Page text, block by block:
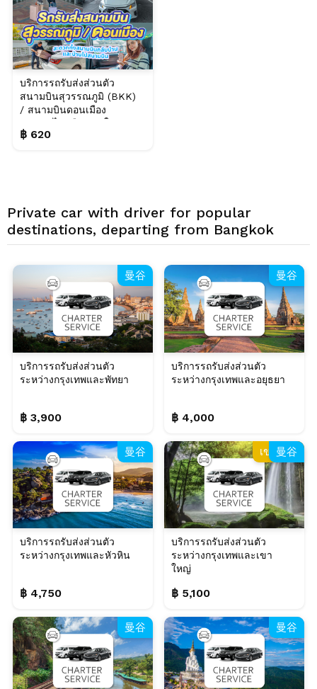
บริการรถรับส่งส่วนตัว
สนามบินสุวรรณภูมิ (BKK)
/ สนามบินดอนเมือง
฿ 620
Private car with driver for popular
destinations, departing from Bangkok
曼谷
บริการรถรับส่งส่วนตัว
ระหว่างกรุงเทพและพัทยา
฿ 3,900
曼谷
บริการรถรับส่งส่วนตัว
ระหว่างกรุงเทพและอยุธยา
฿ 4,000
曼谷
บริการรถรับส่งส่วนตัว
ระหว่างกรุงเทพและหัวหิน
฿ 4,750
เขาใหญ่
曼谷
บริการรถรับส่งส่วนตัว
ระหว่างกรุงเทพและเขา
ใหญ่
฿ 5,100
曼谷 曼谷